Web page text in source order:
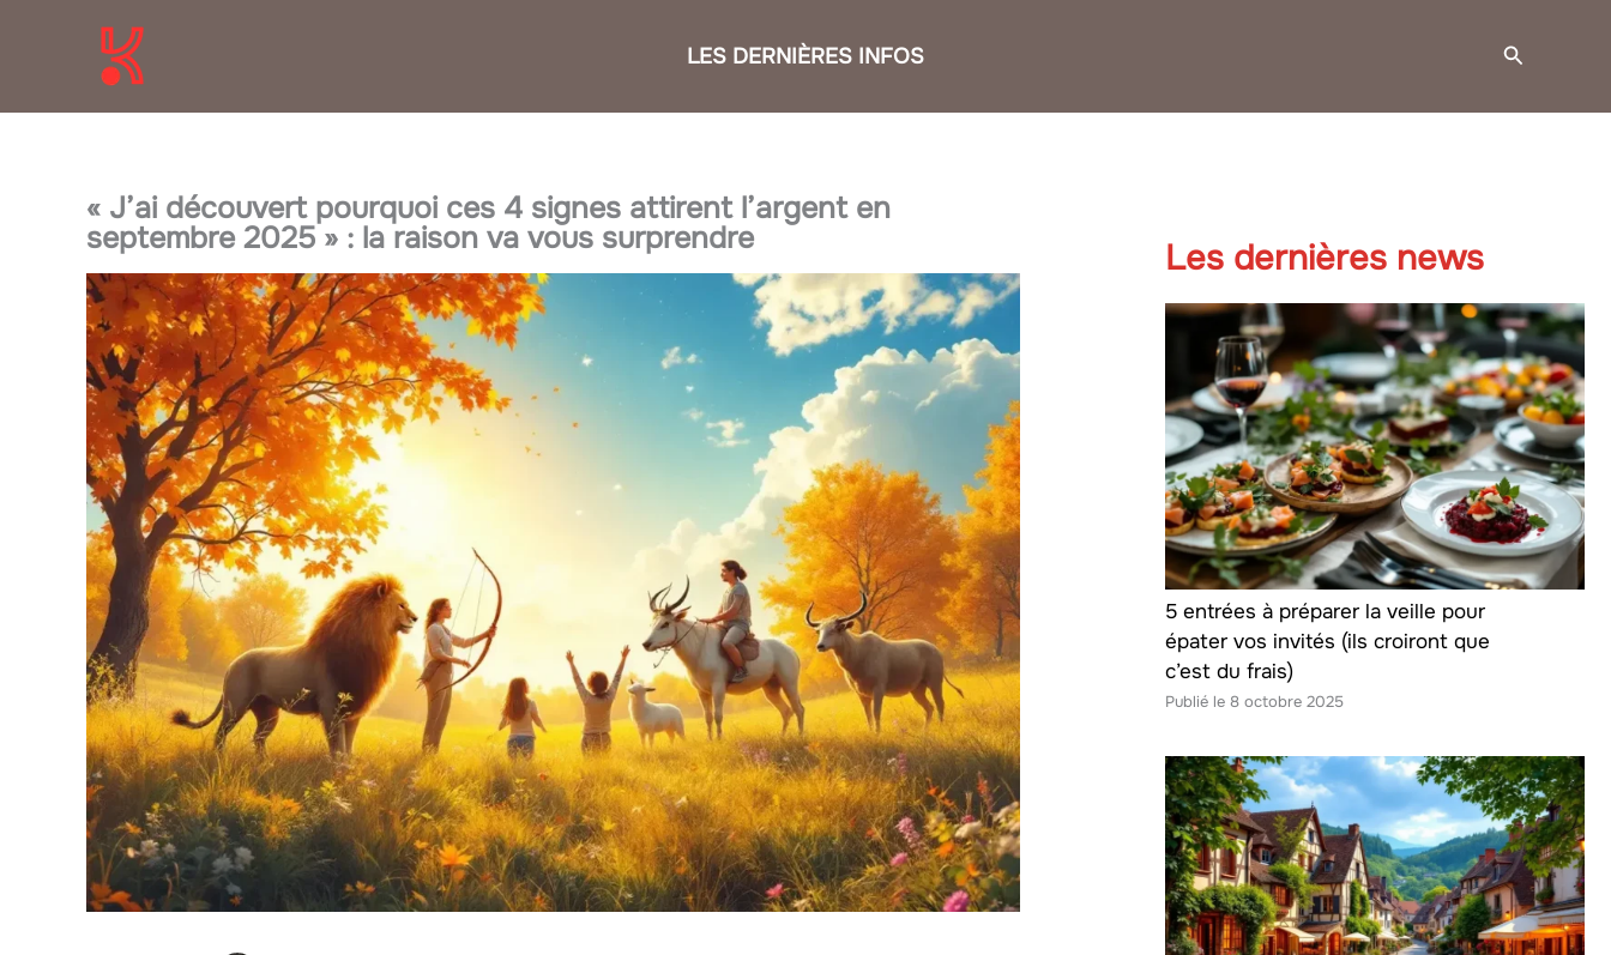
LES DERNIÈRES INFOS
« J’ai découvert pourquoi ces 4 signes attirent l’argent en
septembre 2025 » : la raison va vous surprendre Les dernières news
5 entrées à préparer la veille pour
épater vos invités (ils croiront que
c’est du frais)
8 octobre 2025